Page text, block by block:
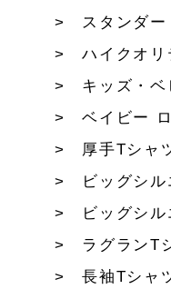
スタンダー
ハイクオリ
キッズ・ベ
ベイビー
厚手Tシャ
ビッグシ
ビッグシ
ラグランT
長袖Tシャ